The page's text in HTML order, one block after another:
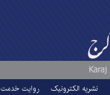
نشریه الکترونیک روایت خدمت